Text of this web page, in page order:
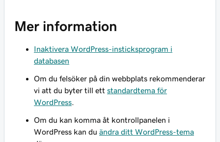
Mer information
Inaktivera WordPress-insticksprogram i
databasen
Om du felsöker på din webbplats rekommenderar
vi att du byter till ett standardtema för
WordPress
Om du kan komma åt kontrollpanelen i
WordPress kan du ändra ditt WordPress-tema